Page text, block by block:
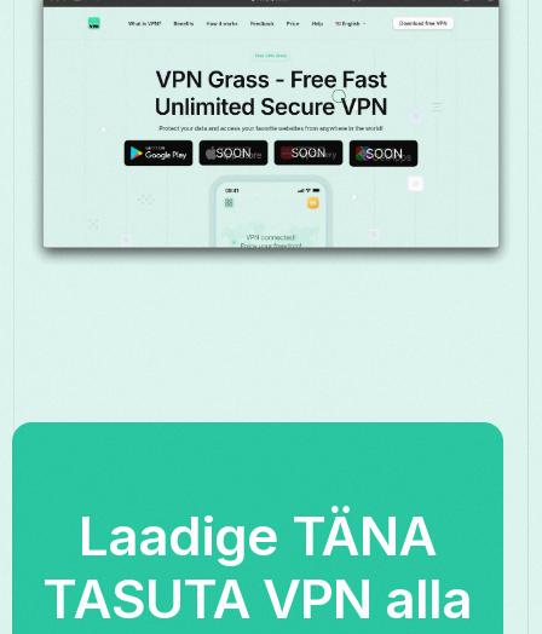
Laadige TÄNA
TASUTA VPN alla